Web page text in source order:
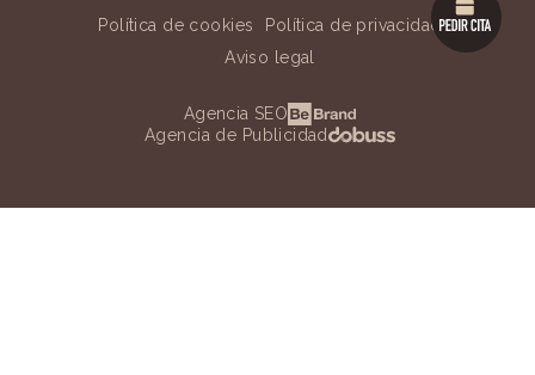
Política de cookies
Política de privacidad
Aviso legal
Agencia SEO
Agencia de Publicidad